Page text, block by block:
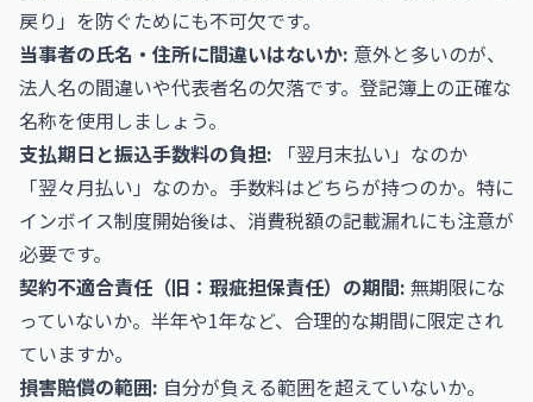
戻り」を防ぐためにも不可欠です。
当事者の氏名・住所に間違いはないか: 意外と多いのが、
法人名の間違いや代表者名の欠落です。登記簿上の正確な
名称を使用しましょう。
支払期日と振込手数料の負担: 「翌月末払い」なのか
「翌々月払い」なのか。手数料はどちらが持つのか。特に
インボイス制度開始後は、消費税額の記載漏れにも注意が
必要です。
契約不適合責任（旧：瑕疵担保責任）の期間: 無期限にな
っていないか。半年や1年など、合理的な期間に限定され
ていますか。
損害賠償の範囲: 自分が負える範囲を超えていないか。